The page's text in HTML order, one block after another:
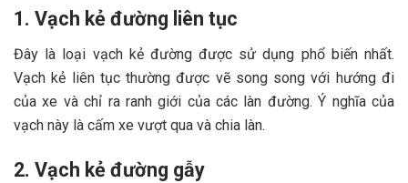
1. Vạch kẻ đường liên tục
Đây là loại vạch kẻ đường được sử dụng phổ biến nhất.
Vạch kẻ liên tục thường được vẽ song song với hướng đi
của xe và chỉ ra ranh giới của các làn đường. Ý nghĩa của
vạch này là cấm xe vượt qua và chia làn.
2. Vạch kẻ đường gẫy